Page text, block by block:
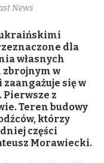
News
ukraińskimi
dla
własnych
zbrojnym w
się w
Pierwsze z
Teren budowy
którzy
części
Morawiecki.